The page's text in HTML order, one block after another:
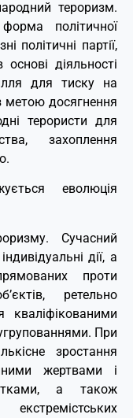
тероризм.
політичної
політичні партії,
основі діяльності
для тиску на
метою досягнення
терористи для
захоплення
еволюція
Сучасний
дії, а
проти
ретельно
кваліфікованими
При
зростання
жертвами і
а також